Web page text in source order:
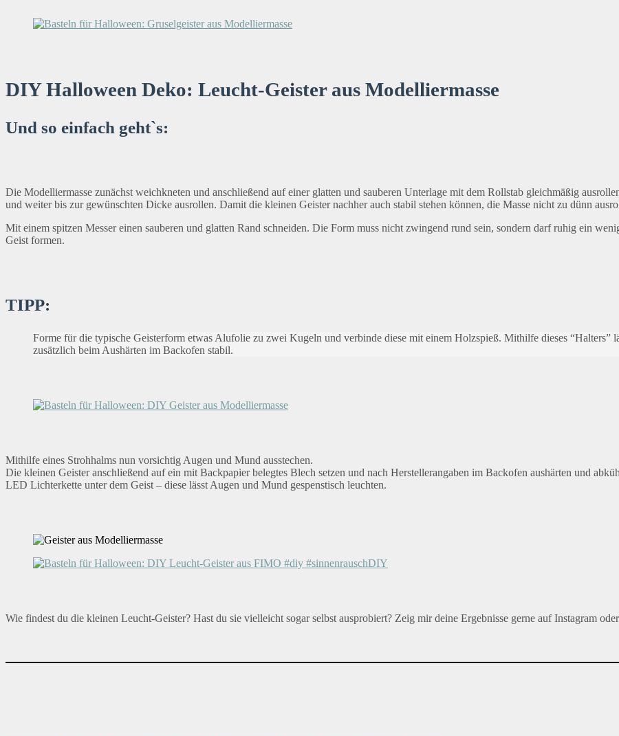
DIY Halloween Deko: Leucht-Geister aus Modelliermasse
Und so einfach geht`s:
Die Modelliermasse zunächst weichkneten und anschließend auf einer glatten und sauberen Unterlage mit dem Rollstab gleichmäßig
und weiter bis zur gewünschten Dicke ausrollen. Damit die kleinen Geister nachher auch stabil stehen können, die Masse nicht zu dünn
Mit einem spitzen Messer einen sauberen und glatten Rand schneiden. Die Form muss nicht zwingend rund sein, sondern darf ruhig ein
Geist formen.
TIPP:
Forme für die typische Geisterform etwas Alufolie zu zwei Kugeln und verbinde diese mit einem Holzspieß. Mithilfe dieses “Halters”
zusätzlich beim Aushärten im Backofen stabil.
Mithilfe eines Strohhalms nun vorsichtig Augen und Mund ausstechen.
Die kleinen Geister anschließend auf ein mit Backpapier belegtes Blech setzen und nach Herstellerangaben im Backofen aushärten und
LED Lichterkette unter dem Geist – diese lässt Augen und Mund gespenstisch leuchten.
Wie findest du die kleinen Leucht-Geister? Hast du sie vielleicht sogar selbst ausprobiert? Zeig mir deine Ergebnisse gerne auf Instagram